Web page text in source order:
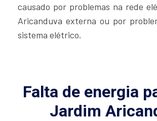
causado por problemas na rede
Aricanduva externa ou por
sistema elétrico.
Falta de energia
Jardim